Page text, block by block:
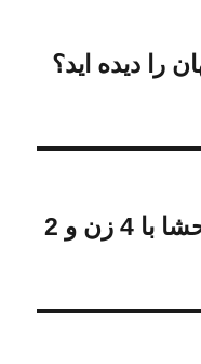
را دیده اید؟
دستگیری خاله در خانه فحشا با 4 زن و 2